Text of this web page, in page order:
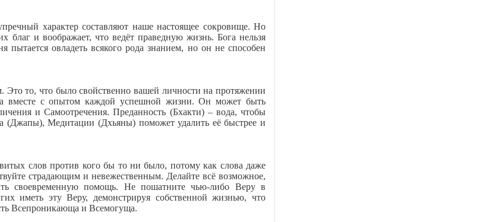
характер составляют наше настоящее сокровище. Но
благ и воображает, что ведёт праведную жизнь. Бога нельзя
пытается овладеть всякого рода знанием, но он не способен
то, что было свойственно вашей личности на протяжении
вместе с опытом каждой успешной жизни. Он может быть
и Самоотречения. Преданность (Бхакти) – вода, чтобы
(Джапы), Медитации (Дхьяны) поможет удалить её быстрее и
слов против кого бы то ни было, потому как слова даже
страдающим и невежественным. Делайте всё возможное,
своевременную помощь. Не пошатните чью-либо Веру в
иметь эту Веру, демонстрируя собственной жизнью, что
Всепроникающа и Всемогуща.